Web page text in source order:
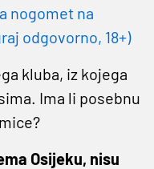
nogomet na
odgovorno, 18+)
kluba, iz kojega
Ima li posebnu
Osijeku, nisu